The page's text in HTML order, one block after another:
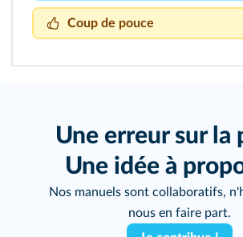
Cliquez sur le bouton pour vous
Coup de pouce
Une erreur sur la
Une idée à
Nos manuels sont collaboratifs,
nous en faire part.